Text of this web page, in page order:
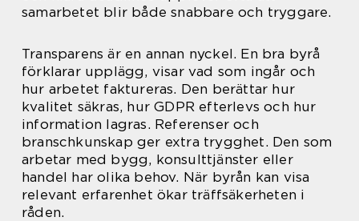
samarbetet blir både snabbare och tryggare.
Transparens är en annan nyckel. En bra byrå
förklarar upplägg, visar vad som ingår och
hur arbetet faktureras. Den berättar hur
kvalitet säkras, hur GDPR efterlevs och hur
information lagras. Referenser och
branschkunskap ger extra trygghet. Den som
arbetar med bygg, konsulttjänster eller
handel har olika behov. När byrån kan visa
relevant erfarenhet ökar träffsäkerheten i
råden.